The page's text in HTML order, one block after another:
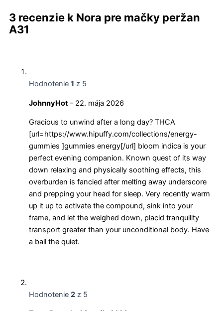
3 recenzie k Nora pre mačky peržan
A31
Hodnotenie 1 z 5
JohnnyHot– 22. mája 2026
Gracious to unwind after a long day? THCA
[url=https://www.hipuffy.com/collections/energy-
gummies ]gummies energy[/url] bloom indica is your
perfect evening companion. Known quest of its way
down relaxing and physically soothing effects, this
overburden is fancied after melting away underscore
and prepping your head for sleep. Very recently warm
up it up to activate the compound, sink into your
frame, and let the weighed down, placid tranquility
transport greater than your unconditional body. Have
a ball the quiet.
Hodnotenie 2 z 5